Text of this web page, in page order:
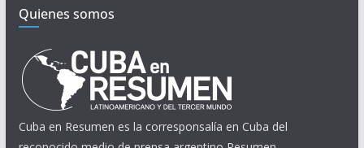
Quienes somos
Cuba en Resumen es la corresponsalía en Cuba del